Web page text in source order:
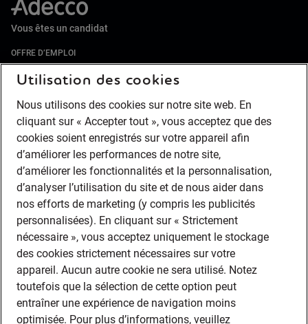
Vous êtes un candidat
OFFRE D’EMPLOI
PAR SECTEUR
INTÉRIM
JOBS ÉTUDIANT
Vous êtes une entreprise
SECTEUR D'ACTIVITÉ
RECRUTER EN CDI
INTÉRIM
ONSITE
Nos agences
RETAIL HOSPITALITY
TECHNIQUE - BTP
Utilisation des cookies
Nous utilisons des cookies sur notre site web. En
cliquant sur « Accepter tout », vous acceptez que des
cookies soient enregistrés sur votre appareil afin
d’améliorer les performances de notre site,
d’améliorer les fonctionnalités et la personnalisation,
d’analyser l’utilisation du site et de nous aider dans
nos efforts de marketing (y compris les publicités
personnalisées). En cliquant sur « Strictement
nécessaire », vous acceptez uniquement le stockage
des cookies strictement nécessaires sur votre
appareil. Aucun autre cookie ne sera utilisé. Notez
toutefois que la sélection de cette option peut
entraîner une expérience de navigation moins
optimisée. Pour plus d’informations, veuillez